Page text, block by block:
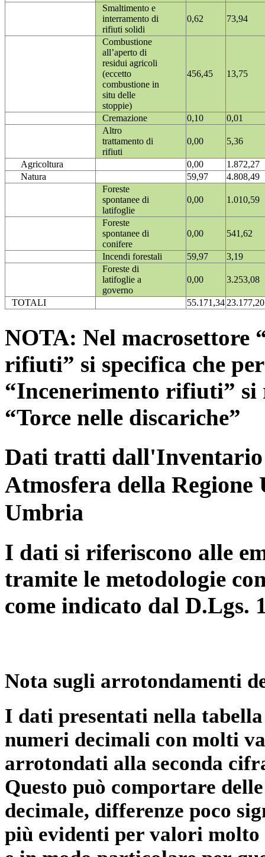
Smaltimento e
interramento di
rifiuti solidi
0,62 73,94
Combustione
all’aperto di
residui agricoli
(eccetto
combustione in
situ delle
stoppie)
456,45 13,75
Cremazione 0,10
0,01
Altro
trattamento di
rifiuti
0,00 5,36
Agricoltura 0,00
1.872,27
Natura
59,97
4.808,49
Foreste
spontanee di
latifoglie
0,00 1.010,59
Foreste
spontanee di
conifere
0,00 541,62
Incendi forestali 59,97
3,19
Foreste di
latifoglie a
governo
0,00 3.253,08
TOTALI 55.171,3423.177,20
NOTA: Nel macrosettore
rifiuti” si specifica che
“Incenerimento rifiuti”
“Torce nelle discariche”
Dati tratti dall'Inventario
Atmosfera della
Umbria
I dati si riferiscono alle
tramite le metodologie
come indicato dal D.Lgs.
Nota sugli arrotondamenti
I dati presentati nella
numeri decimali con molti
arrotondati alla seconda
Questo può comportare
decimale, differenze poco
più evidenti per valori